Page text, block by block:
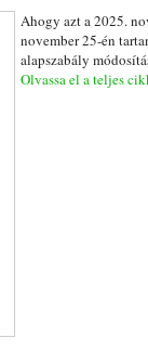
Ahogy azt a 2025.
november 25-én
alapszabály
Olvassa el a teljes